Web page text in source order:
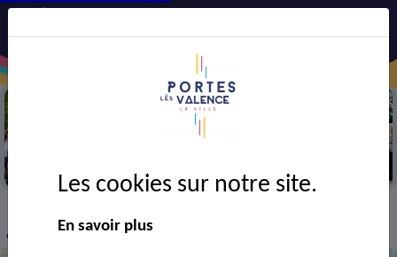
cérémonie de la J. N. R. 2024
Les cookies sur notre site.
En savoir plus